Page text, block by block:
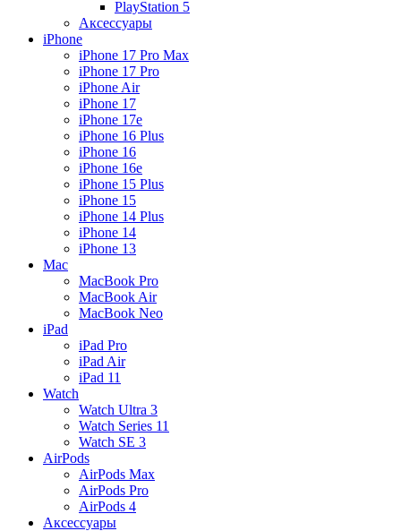
PlayStation 5
Аксессуары
iPhone
iPhone 17 Pro Max
iPhone 17 Pro
iPhone Air
iPhone 17
iPhone 17e
iPhone 16 Plus
iPhone 16
iPhone 16e
iPhone 15 Plus
iPhone 15
iPhone 14 Plus
iPhone 14
iPhone 13
Mac
MacBook Pro
MacBook Air
MacBook Neo
iPad
iPad Pro
iPad Air
iPad 11
Watch
Watch Ultra 3
Watch Series 11
Watch SE 3
AirPods
AirPods Max
AirPods Pro
AirPods 4
Аксессуары